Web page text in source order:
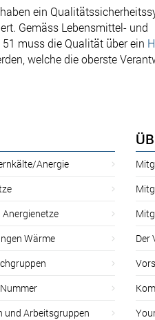
ein
Gemäss Lebensmittel- und
muss die Qualität über ein
welche die oberste
Anergie
Wärme
und Arbeitsgruppen
Der